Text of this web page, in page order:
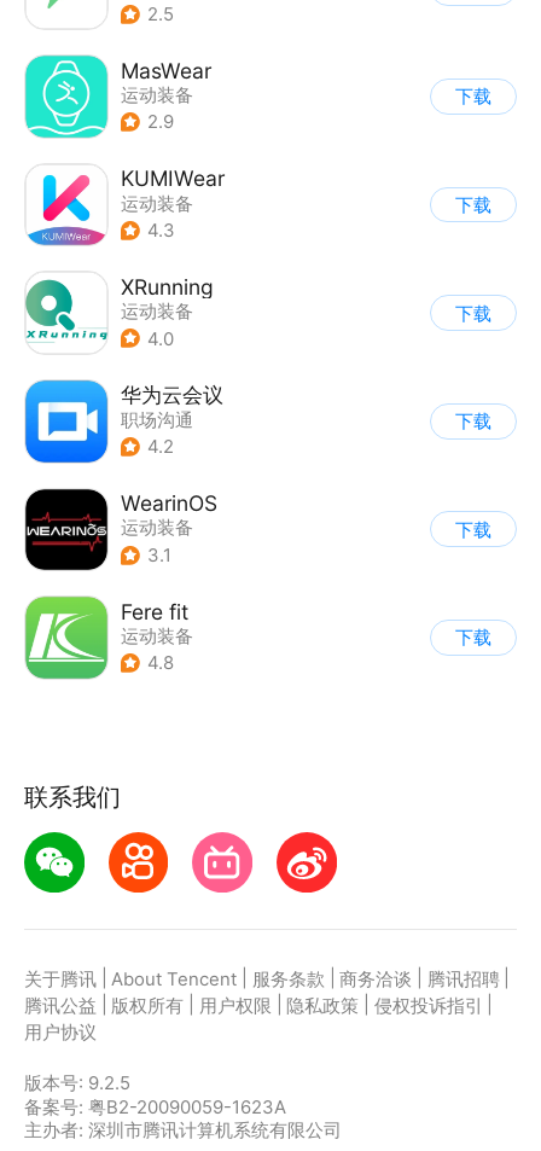
2.5
MasWear
运动装备
2.9
下载
KUMIWear
运动装备
4.3
下载
XRunning
运动装备
4.0
下载
华为云会议
职场沟通
4.2
下载
WearinOS
运动装备
3.1
下载
Fere fit
运动装备
4.8
下载
联系我们
关于腾讯 About Tencent 服务条款 商务洽谈 腾讯招聘
腾讯公益
版权所有 用户权限 隐私政策 侵权投诉指引
用户协议
版本号: 9.2.5
备案号: 粤B2-20090059-1623A
主办者: 深圳市腾讯计算机系统有限公司